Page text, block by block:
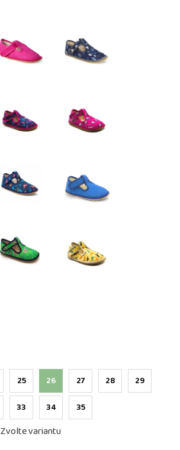
25 26 27 28 29
33 34 35
Zvolte variantu